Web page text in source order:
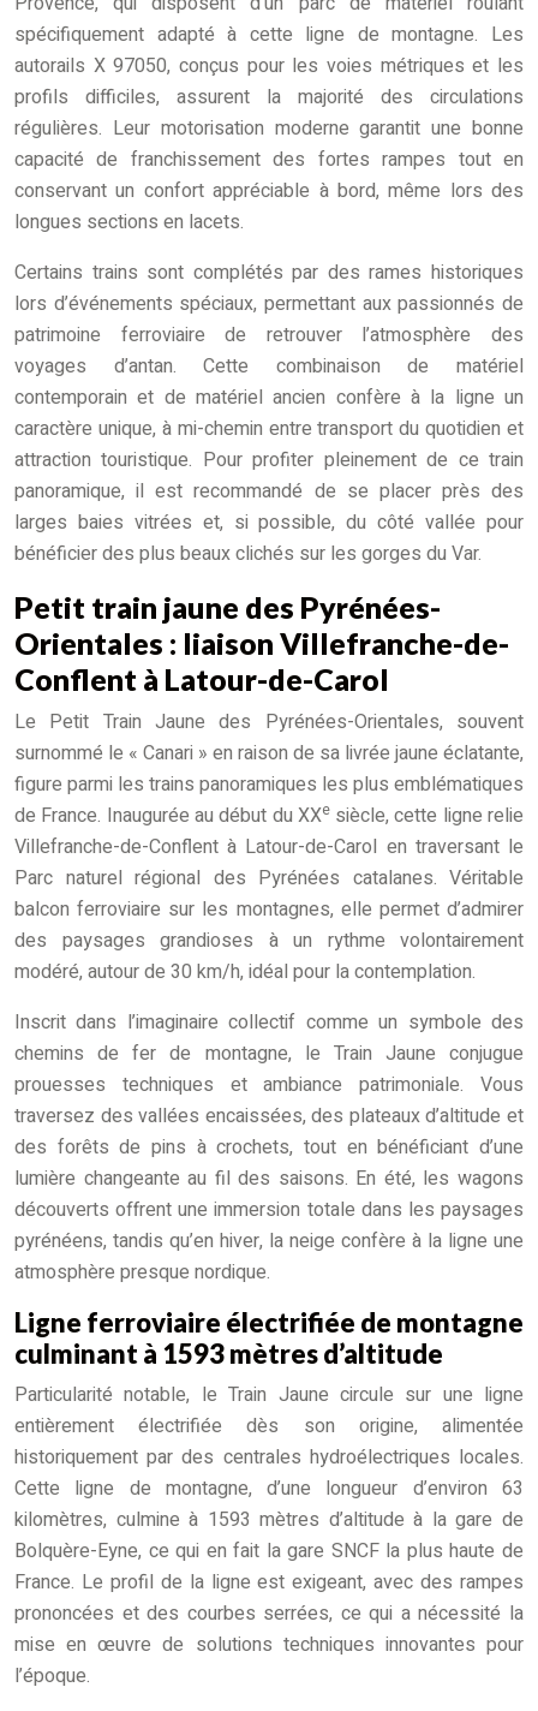
spécifiquement adapté à cette ligne de montagne. Les
autorails X 97050, conçus pour les voies métriques et les
profils difficiles, assurent la majorité des circulations
régulières. Leur motorisation moderne garantit une bonne
capacité de franchissement des fortes rampes tout en
conservant un confort appréciable à bord, même lors des
longues sections en lacets.
Certains trains sont complétés par des rames historiques
lors d’événements spéciaux, permettant aux passionnés de
patrimoine ferroviaire de retrouver l’atmosphère des
voyages d’antan. Cette combinaison de matériel
contemporain et de matériel ancien confère à la ligne un
caractère unique, à mi-chemin entre transport du quotidien et
attraction touristique. Pour profiter pleinement de ce train
panoramique, il est recommandé de se placer près des
larges baies vitrées et, si possible, du côté vallée pour
bénéficier des plus beaux clichés sur les gorges du Var.
Petit train jaune des Pyrénées-
Orientales : liaison Villefranche-de-
Conflent à Latour-de-Carol
Le Petit Train Jaune des Pyrénées-Orientales, souvent
surnommé le « Canari » en raison de sa livrée jaune éclatante,
figure parmi les trains panoramiques les plus emblématiques
de France. Inaugurée au début du XXesiècle, cette ligne relie
Villefranche-de-Conflent à Latour-de-Carol en traversant le
Parc naturel régional des Pyrénées catalanes. Véritable
balcon ferroviaire sur les montagnes, elle permet d’admirer
des paysages grandioses à un rythme volontairement
modéré, autour de 30 km/h, idéal pour la contemplation.
Inscrit dans l’imaginaire collectif comme un symbole des
chemins de fer de montagne, le Train Jaune conjugue
prouesses techniques et ambiance patrimoniale. Vous
traversez des vallées encaissées, des plateaux d’altitude et
des forêts de pins à crochets, tout en bénéficiant d’une
lumière changeante au fil des saisons. En été, les wagons
découverts offrent une immersion totale dans les paysages
pyrénéens, tandis qu’en hiver, la neige confère à la ligne une
atmosphère presque nordique.
Ligne ferroviaire électrifiée de montagne
culminant à 1593 mètres d’altitude
Particularité notable, le Train Jaune circule sur une ligne
entièrement électrifiée dès son origine, alimentée
historiquement par des centrales hydroélectriques locales.
Cette ligne de montagne, d’une longueur d’environ 63
kilomètres, culmine à 1593 mètres d’altitude à la gare de
Bolquère-Eyne, ce qui en fait la gare SNCF la plus haute de
France. Le profil de la ligne est exigeant, avec des rampes
prononcées et des courbes serrées, ce qui a nécessité la
mise en œuvre de solutions techniques innovantes pour
l’époque.